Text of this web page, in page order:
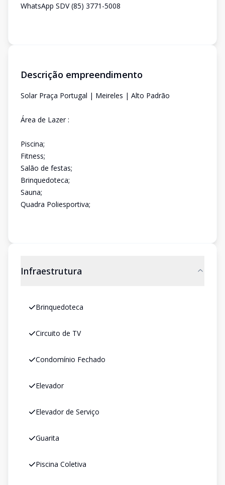
WhatsApp SDV (85) 3771-5008
Descrição empreendimento
Solar Praça Portugal | Meireles | Alto Padrão
Área de Lazer :
Piscina;
Fitness;
Salão de festas;
Brinquedoteca;
Sauna;
Quadra Poliesportiva;
Infraestrutura
Brinquedoteca
Circuito de TV
Condomínio Fechado
Elevador
Elevador de Serviço
Guarita
Piscina Coletiva